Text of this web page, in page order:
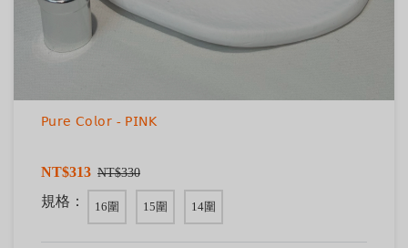
𝖯𝗎𝗋𝖾 𝖢𝗈𝗅𝗈𝗋 - 𝖯𝖨𝖭𝖪
NT$313 NT$330
規格： 16圍 15圍 14圍